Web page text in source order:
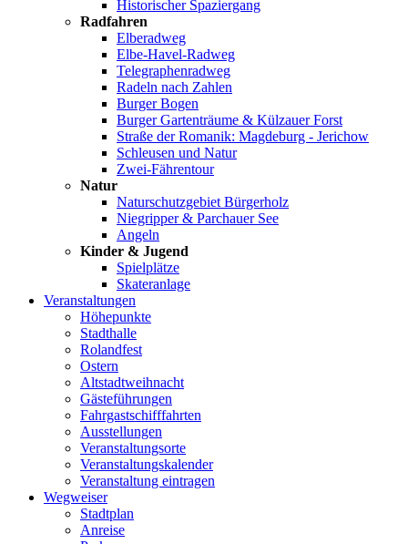
Historischer Spaziergang
Radfahren
Elberadweg
Elbe-Havel-Radweg
Telegraphenradweg
Radeln nach Zahlen
Burger Bogen
Burger Gartenträume & Külzauer Forst
Straße der Romanik: Magdeburg - Jerichow
Schleusen und Natur
Zwei-Fährentour
Natur
Naturschutzgebiet Bürgerholz
Niegripper & Parchauer See
Angeln
Kinder & Jugend
Spielplätze
Skateranlage
Veranstaltungen
Höhepunkte
Stadthalle
Rolandfest
Ostern
Altstadtweihnacht
Gästeführungen
Fahrgastschifffahrten
Ausstellungen
Veranstaltungsorte
Veranstaltungskalender
Veranstaltung eintragen
Wegweiser
Stadtplan
Anreise